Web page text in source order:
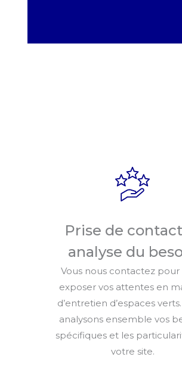
Prise de
analyse du
Vous nous contactez pour
exposer vos attentes en
d’entretien d’espaces
analysons ensemble vos
spécifiques et les
votre site.